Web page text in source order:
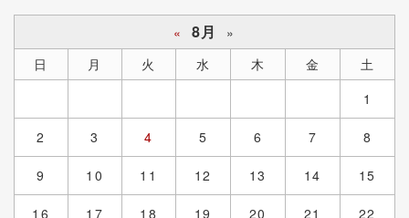
« 8月
»
日
月 火 水 木 金
土
1
2 3 4 5 6 7 8
9 10 11 12 13 14 15
16 17 18 19 20 21 22